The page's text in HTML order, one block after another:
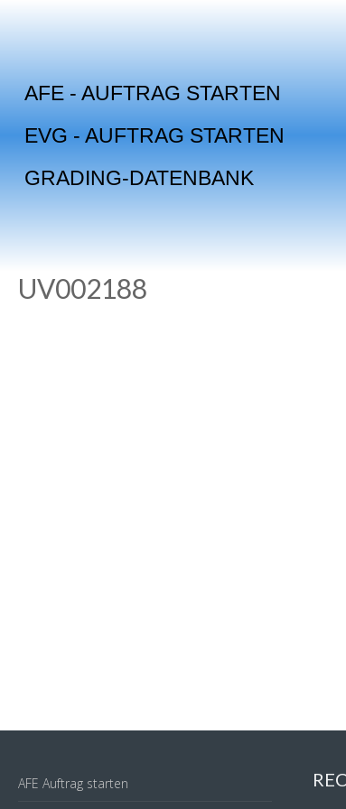
AFE - AUFTRAG STARTEN
EVG - AUFTRAG STARTEN
GRADING-DATENBANK
UV002188
AFE Auftrag starten